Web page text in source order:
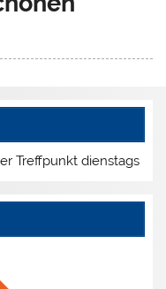
Treffpunkt dienstags